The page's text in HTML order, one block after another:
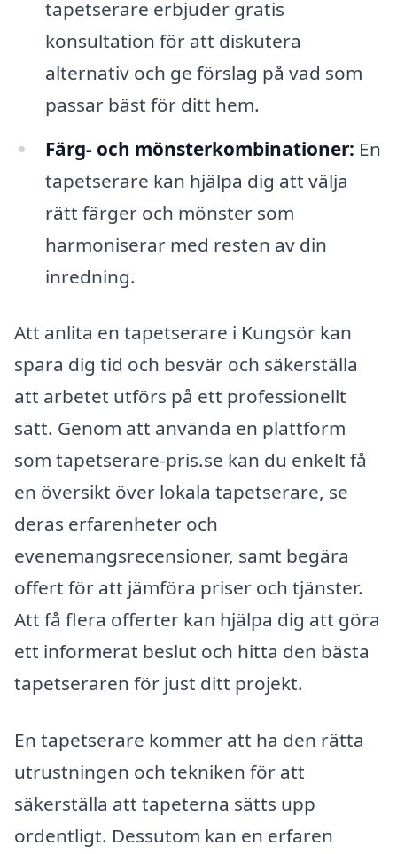
tapetserare erbjuder gratis
konsultation för att diskutera
alternativ och ge förslag på vad som
passar bäst för ditt hem.
Färg- och mönsterkombinationer: En
tapetserare kan hjälpa dig att välja
rätt färger och mönster som
harmoniserar med resten av din
inredning.
Att anlita en tapetserare i Kungsör kan
spara dig tid och besvär och säkerställa
att arbetet utförs på ett professionellt
sätt. Genom att använda en plattform
som tapetserare-pris.se kan du enkelt få
en översikt över lokala tapetserare, se
deras erfarenheter och
evenemangsrecensioner, samt begära
offert för att jämföra priser och tjänster.
Att få flera offerter kan hjälpa dig att göra
ett informerat beslut och hitta den bästa
tapetseraren för just ditt projekt.
En tapetserare kommer att ha den rätta
utrustningen och tekniken för att
säkerställa att tapeterna sätts upp
ordentligt. Dessutom kan en erfaren